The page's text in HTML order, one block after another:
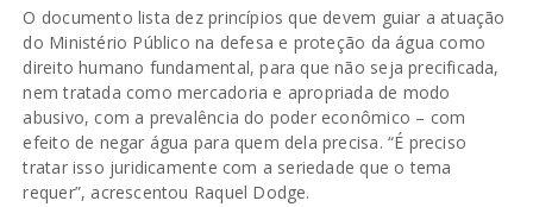
O documento lista dez princípios que devem guiar a atuação
do Ministério Público na defesa e proteção da água como
direito humano fundamental, para que não seja precificada,
nem tratada como mercadoria e apropriada de modo
abusivo, com a prevalência do poder econômico – com
efeito de negar água para quem dela precisa. “É preciso
tratar isso juridicamente com a seriedade que o tema
requer”, acrescentou Raquel Dodge.